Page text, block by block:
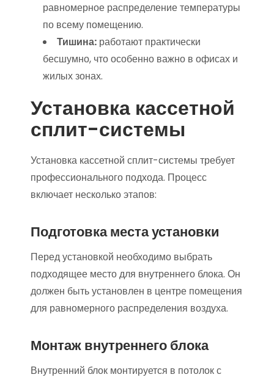
равномерное распределение температуры
по всему помещению.
Тишина: работают практически
бесшумно, что особенно важно в офисах и
жилых зонах.
Установка кассетной
сплит-системы
Установка кассетной сплит-системы требует
профессионального подхода. Процесс
включает несколько этапов:
Подготовка места установки
Перед установкой необходимо выбрать
подходящее место для внутреннего блока. Он
должен быть установлен в центре помещения
для равномерного распределения воздуха.
Монтаж внутреннего блока
Внутренний блок монтируется в потолок с